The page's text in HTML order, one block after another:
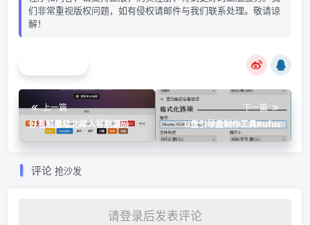
们非常重视版权问题，如有侵权请邮件与我们联系处理。敬请谅
解！
上一篇
好看轻量级北邮人导航源码
下一篇
U盘引导盘制作工具Rufus
评论 抢沙发
请登录后发表评论